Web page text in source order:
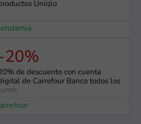
Uniqlo
20%
de descuento con cuenta
de Carrefour Banco todos los